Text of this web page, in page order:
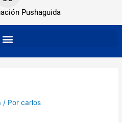
Pushaguida
/ Porcarlos